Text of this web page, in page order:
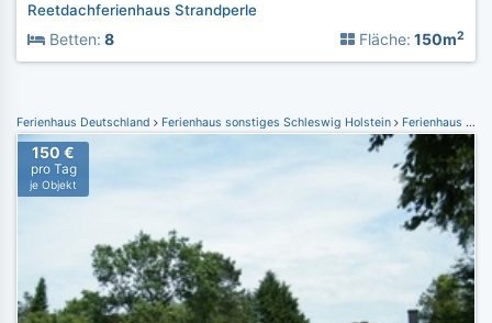
Reetdachferienhaus Strandperle
Betten: 8 Fläche: 150m2
Ferienhaus Deutschland Ferienhaus sonstiges Schleswig Holstein Ferienhaus Bad Bramstedt
150 €
pro Tag
je Objekt